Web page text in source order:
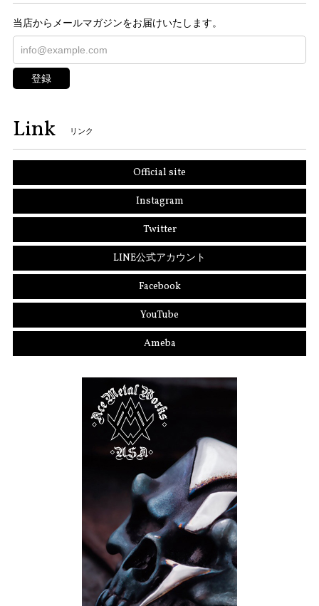
当店からメールマガジンをお届けいたします。
登録
Link リンク
Official site
Instagram
Twitter
LINE公式アカウント
Facebook
YouTube
Ameba